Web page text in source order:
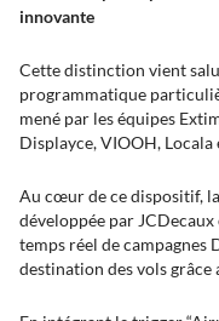
innovante
Cette distinction vient
programmatique
mené par les équipes
Displayce, VIOOH, Locala
Au cœur de ce dispositif,
développée par
temps réel de campagnes
destination des vols grâce